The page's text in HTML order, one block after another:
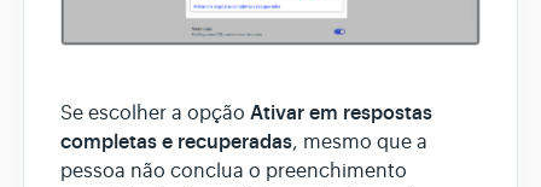
Se escolher a opção Ativar em respostas
completas e recuperadas, mesmo que a
pessoa não conclua o preenchimento